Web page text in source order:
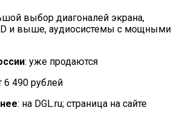
выбор диагоналей экрана,
и выше, аудиосистемы с мощными
: уже продаются
6 490 рублей
: на DGL.ru; страница на сайте